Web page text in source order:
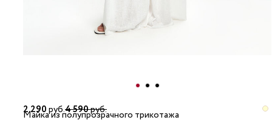
2 290руб.4 590руб.
Майка из полупрозрачного трикотажа